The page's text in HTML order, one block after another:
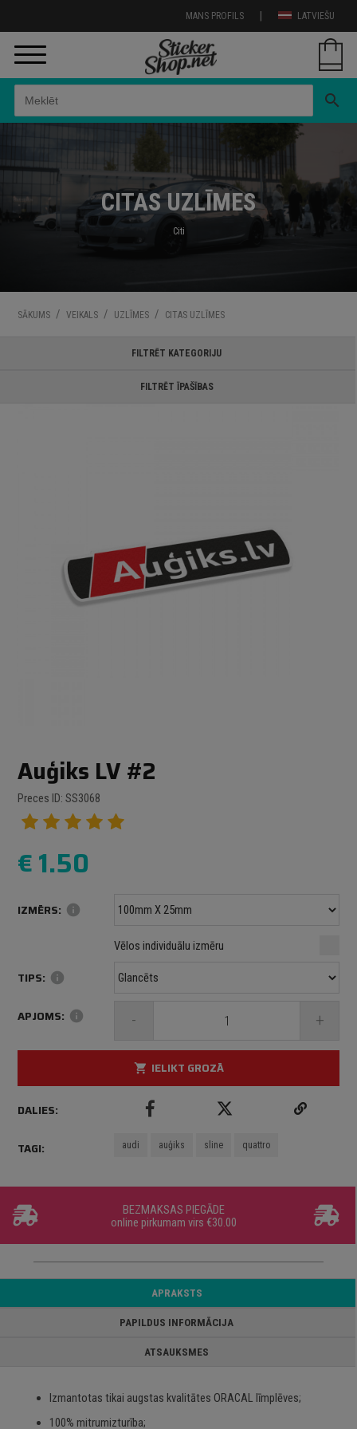
LATVIEŠU
|
MANS PROFILS
search
CITAS UZLĪMES
Citi
SĀKUMS / VEIKALS / UZLĪMES / CITAS UZLĪMES
FILTRĒT KATEGORIJU
FILTRĒT ĪPAŠĪBAS
Auģiks LV #2
Preces ID: SS3068
€1.50
IZMĒRS: info
mm mm
Maksimālais izmērs: 1000 mm
Vēlos individuālu izmēru
TIPS: info
APJOMS: info - +
shopping_cart IELIKT GROZĀ
DALIES:
TAGI: audi auģiks sline quattro
BEZMAKSAS PIEGĀDE
online pirkumam virs €30.00
APRAKSTS
PAPILDUS INFORMĀCIJA
ATSAUKSMES
Izmantotas tikai augstas kvalitātes ORACAL līmplēves;
100% mitrumizturība;